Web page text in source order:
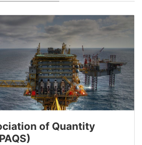
of Quantity